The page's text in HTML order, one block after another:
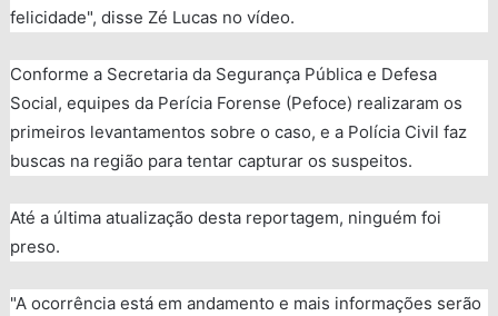
felicidade", disse Zé Lucas no vídeo.
Conforme a Secretaria da Segurança Pública e Defesa
Social, equipes da Perícia Forense (Pefoce) realizaram os
primeiros levantamentos sobre o caso, e a Polícia Civil faz
buscas na região para tentar capturar os suspeitos.
Até a última atualização desta reportagem, ninguém foi
preso.
"A ocorrência está em andamento e mais informações serão